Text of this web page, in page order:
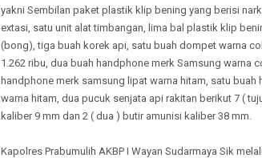
yakni Sembilan paket plastik klip bening yang berisi
extasi, satu unit alat timbangan, lima bal plastik klip
(bong), tiga buah korek api, satu buah dompet warna
1.262 ribu, dua buah handphone merk Samsung warna
handphone merk samsung lipat warna hitam, satu buah
warna hitam, dua pucuk senjata api rakitan berikut 7 (
kaliber 9 mm dan 2 ( dua ) butir amunisi kaliber 38 mm.
Kapolres Prabumulih AKBP I Wayan Sudarmaya Sik